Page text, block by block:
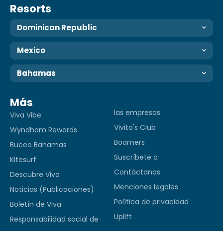
Resorts
Dominican Republic
Mexico
Bahamas
Más
Viva Vibe
Wyndham Rewards
Buceo Bahamas
Kitesurf
Descubre Viva
Noticias (Publicaciones)
Boletín de Viva
Responsabilidad social de
las empresas
Vivito's Club
Boomers
Suscríbete a
Contáctanos
Menciones legales
Política de privacidad
Uplift